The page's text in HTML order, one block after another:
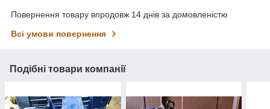
Повернення товару впродовж 14 днів за домовленістю
Всі умови повернення
Подібні товари компанії